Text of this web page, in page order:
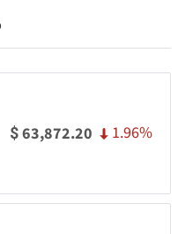
$63,872.20 1.96%